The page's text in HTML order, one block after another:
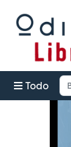
Todo